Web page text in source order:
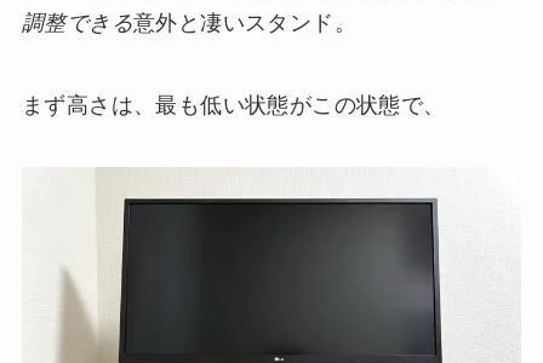
調整できる意外と凄いスタンド。
まず高さは、最も低い状態がこの状態で、